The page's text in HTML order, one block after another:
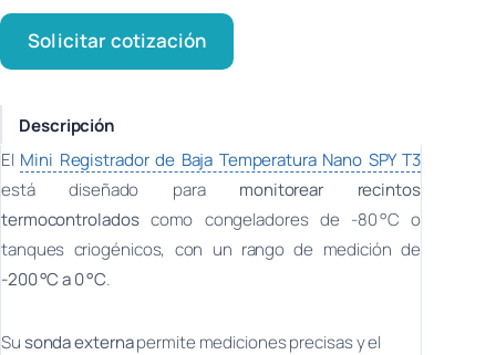
Solicitar cotización
Descripción
El Mini Registrador de Baja Temperatura Nano SPY T3
está diseñado para monitorear recintos
termocontroladoscomo congeladores de -80 °C o
tanques criogénicos, con un rango de medición de
-200 °C a 0 °C.
Susonda externapermite mediciones precisas y el